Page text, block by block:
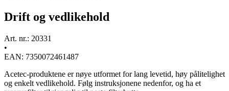
Drift og vedlikehold
Art. nr.: 20331
•
EAN: 7350072461487
Acetec-produktene er nøye utformet for lang levetid, høy pålitelighet
og enkelt vedlikehold. Følg instruksjonene nedenfor, og ha et